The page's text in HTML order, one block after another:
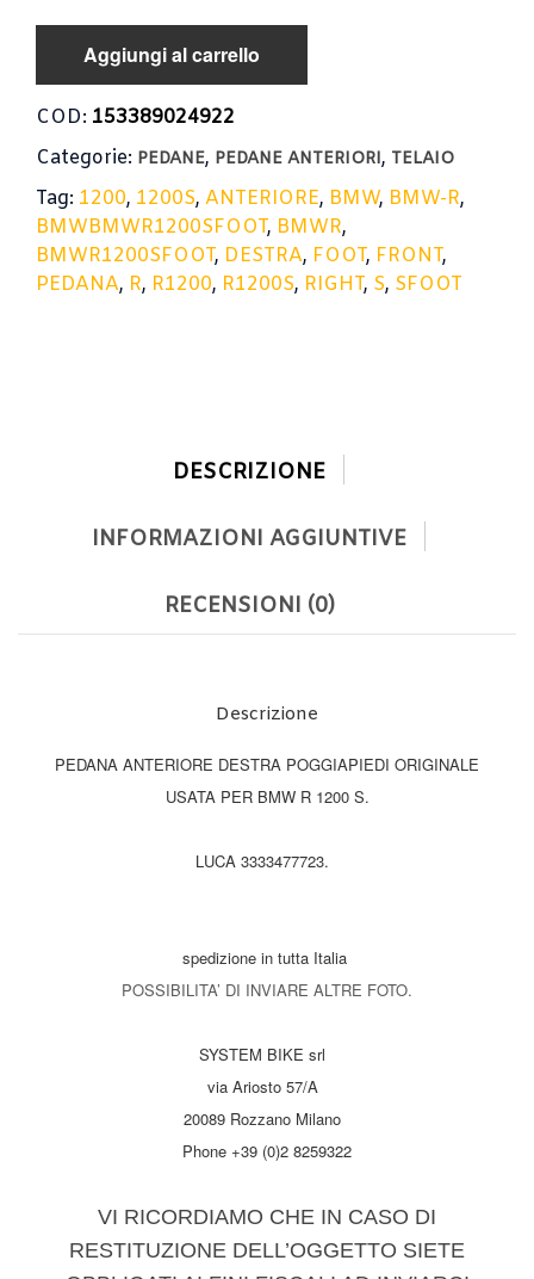
Aggiungi al carrello
COD: 153389024922
Categorie: PEDANE, PEDANE ANTERIORI, TELAIO
Tag: 1200, 1200S, ANTERIORE, BMW, BMW-R,
BMWBMWR1200SFOOT, BMWR,
BMWR1200SFOOT, DESTRA, FOOT, FRONT,
PEDANA, R, R1200, R1200S, RIGHT, S, SFOOT
DESCRIZIONE
INFORMAZIONI AGGIUNTIVE
RECENSIONI (0)
Descrizione
PEDANA ANTERIORE DESTRA POGGIAPIEDI ORIGINALE
USATA PER BMW R 1200 S.
LUCA 3333477723.
spedizione in tutta Italia
POSSIBILITA’ DI INVIARE ALTRE FOTO.
SYSTEM BIKE srl
via Ariosto 57/A
20089 Rozzano Milano
Phone +39 (0)2 8259322
VI RICORDIAMO CHE IN CASO DI
RESTITUZIONE DELL’OGGETTO SIETE